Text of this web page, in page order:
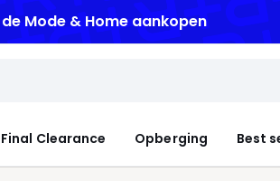
Mode & Home aankopen
Final Clearance Opberging Best